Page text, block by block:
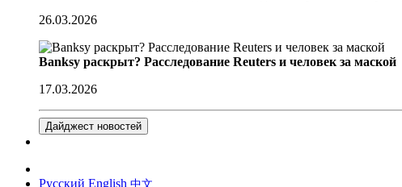
26.03.2026
Banksy раскрыт? Расследование Reuters и человек за маской
17.03.2026
Дайджест новостей
Русский English 中文